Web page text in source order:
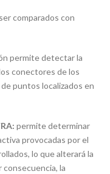
comparados con
permite detectar la
conectores de los
puntos localizados en
permite determinar
provocadas por el
lo que alterará la
la